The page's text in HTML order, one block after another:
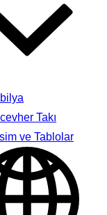
Takı
ve Tablolar